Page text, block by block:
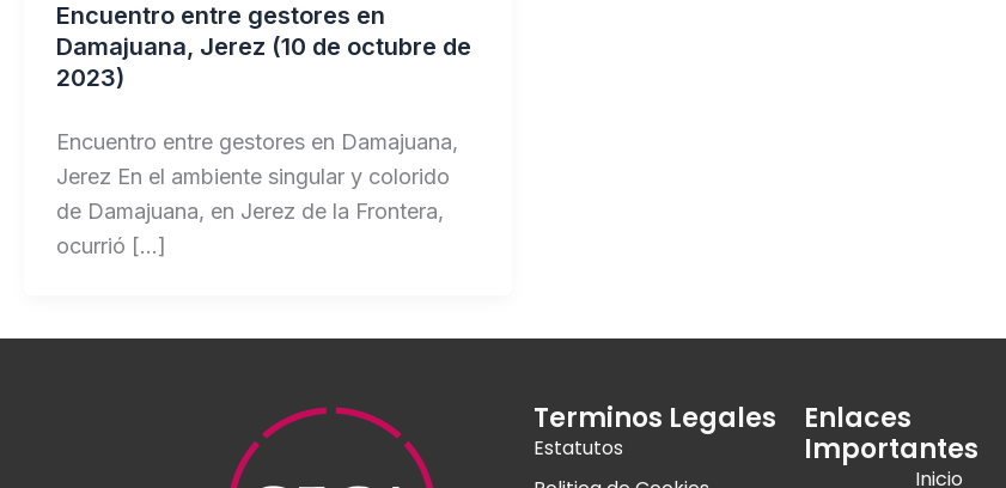
Encuentro entre gestores en
Damajuana, Jerez (10 de octubre de
2023)
Encuentro entre gestores en Damajuana,
Jerez En el ambiente singular y colorido
de Damajuana, en Jerez de la Frontera,
ocurrió […]
Terminos Legales
Estatutos
Enlaces
Importantes
Inicio